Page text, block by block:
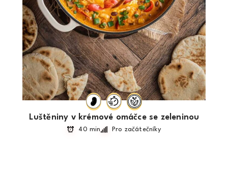
Luštěniny v krémové omáčce se zeleninou
40 min Pro začátečníky